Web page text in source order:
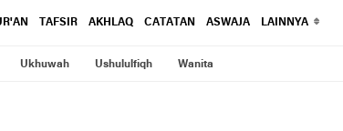
TAFSIR AKHLAQ CATATAN ASWAJA LAINNYA
Ukhuwah Ushululfiqh Wanita